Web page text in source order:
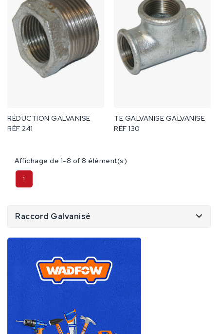
Raccord Galvanisé
RÉDUCTION GALVANISE
RÉF 241
TE GALVANISE GALVANISE
RÉF 130
Affichage de 1-8 of 8 élément(s)
1